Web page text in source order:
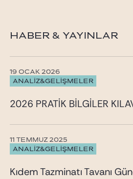
HABER & YAYINLAR
ANALİZ&GELİŞMELER
19 OCAK 2026
2026 PRATİK BİLGİLER
ANALİZ&GELİŞMELER
11 TEMMUZ 2025
Kıdem Tazminatı Tavanı